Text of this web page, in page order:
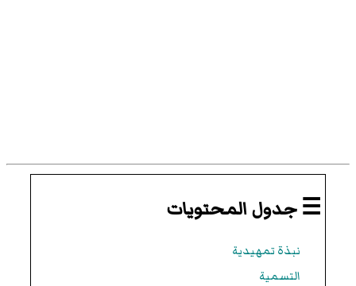
☰ جدول المحتويات
نبذة تمهيدية
التسمية